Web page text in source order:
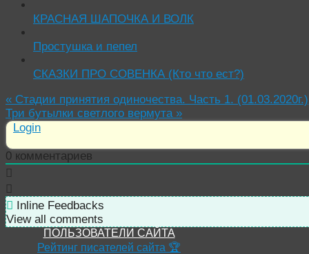
КРАСНАЯ ШАПОЧКА И ВОЛК
Простушка и пепел
СКАЗКИ ПРО СОВЕНКА (Кто что ест?)
« Стадии принятия одиночества. Часть 1. (01.03.2020г.)
Три бутылки светлого вермута »
Login
0 комментариев
Inline Feedbacks
View all comments
ПОЛЬЗОВАТЕЛИ САЙТА
Рейтинг писателей сайта 🏆